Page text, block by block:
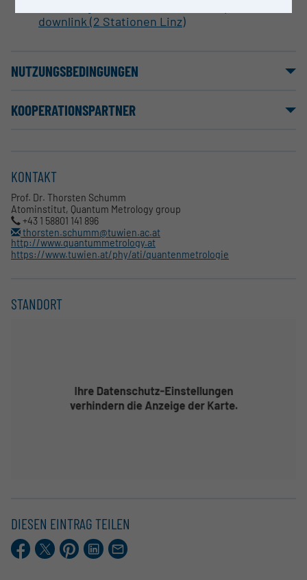
downlink (2 Stationen Linz)
NUTZUNGSBEDINGUNGEN
KOOPERATIONSPARTNER
KONTAKT
Prof. Dr. Thorsten Schumm
Atominstitut, Quantum Metrology group
+43 1 58801 141 896
thorsten.schumm@tuwien.ac.at
http://www.quantummetrology.at
https://www.tuwien.at/phy/ati/quantenmetrologie
STANDORT
DIESEN EINTRAG TEILEN
Facebook
X.comPinterestLinkedIn
E-
Mail